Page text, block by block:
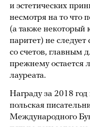
и эстетических
несмотря на то что
(а также некоторый
паритет) не
со счетов, главным
прежнему остается
лауреата.
Награду за 2018
польская
Международного